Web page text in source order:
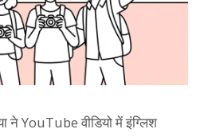
ने YouTube वीडियो में इंग्लिश